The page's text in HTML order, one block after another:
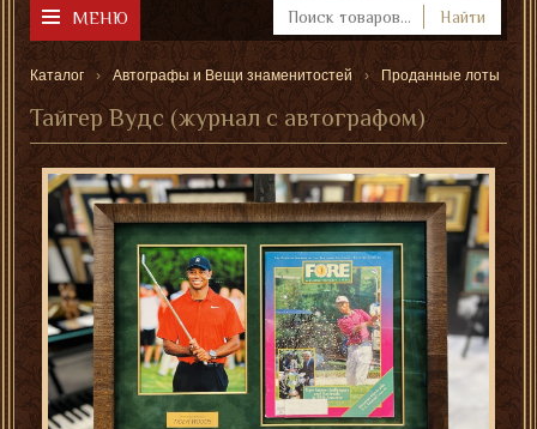
МЕНЮ Найти
Каталог Автографы и Вещи знаменитостей Проданные лоты
Тайгер Вудс (журнал с автографом)